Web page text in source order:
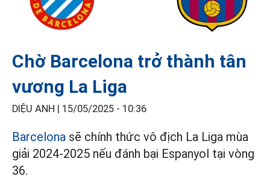
Chờ Barcelona trở thành tân
vương La Liga
DIỆU ANH | 15/05/2025 - 10:36
Barcelona sẽ chính thức vô địch La Liga mùa
giải 2024-2025 nếu đánh bại Espanyol tại vòng
36.